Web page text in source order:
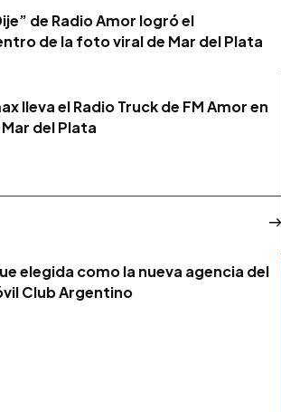
de Radio Amor logró el
de la foto viral de Mar del Plata
lleva el Radio Truck de FM Amor en
del Plata
elegida como la nueva agencia del
Club Argentino